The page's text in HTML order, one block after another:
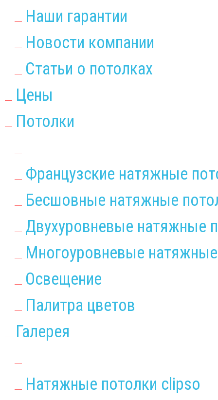
Наши гарантии
Новости компании
Статьи о потолках
Цены
Потолки
Французские натяжные
Бесшовные натяжные
Двухуровневые натяжные
Многоуровневые
Освещение
Палитра цветов
Галерея
Натяжные потолки clipso